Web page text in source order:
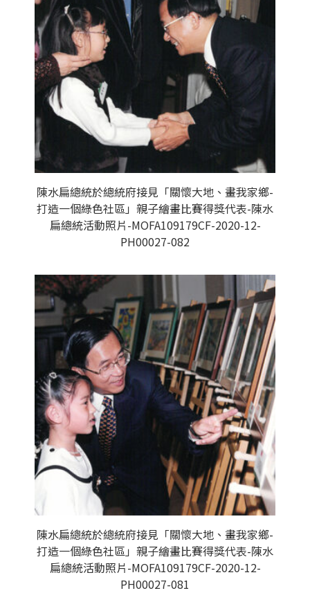
陳水扁總統於總統府接見「關懷大地、畫我家鄉-
打造一個綠色社區」親子繪畫比賽得獎代表-陳水
扁總統活動照片-MOFA109179CF-2020-12-
PH00027-082
陳水扁總統於總統府接見「關懷大地、畫我家鄉-
打造一個綠色社區」親子繪畫比賽得獎代表-陳水
扁總統活動照片-MOFA109179CF-2020-12-
PH00027-081